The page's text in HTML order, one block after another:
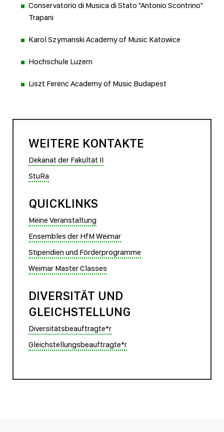
Conservatorio di Musica di Stato "Antonio Scontrino"
Trapani
Karol Szymanski Academy of Music Katowice
Hochschule Luzern
Liszt Ferenc Academy of Music Budapest
WEITERE KONTAKTE
Dekanat der Fakultät II
StuRa
QUICKLINKS
Meine Veranstaltung
Ensembles der HfM Weimar
Stipendien und Förderprogramme
Weimar Master Classes
DIVERSITÄT UND
GLEICHSTELLUNG
Diversitätsbeauftragte*r
Gleichstellungsbeauftragte*r